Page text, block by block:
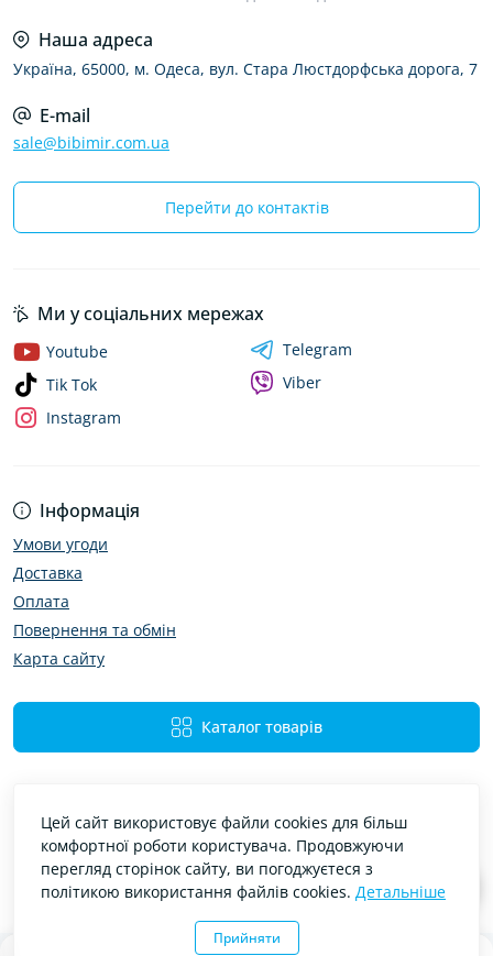
0
Наша адреса
Україна, 65000, м. Одеса, вул. Стара Люстдорфська дорога, 7
E-mail
sale@bibimir.com.ua
Перейти до контактів
Інформація
Умови угоди
Доставка
Оплата
Повернення та обмін
Карта сайту
Каталог товарів
Ми у соціальних мережах
Youtube
Tik Tok
Instagram
Telegram
Viber
Bibimir — автотовари та аксесуари © 2026
Цей сайт використовує файли cookies для більш
комфортної роботи користувача. Продовжуючи
перегляд сторінок сайту, ви погоджуєтеся з
політикою використання файлів cookies. Детальніше
Прийняти